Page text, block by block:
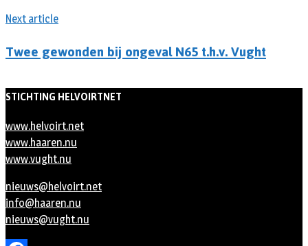
Next article
Twee gewonden bij ongeval N65 t.h.v. Vught
STICHTING HELVOIRTNET
www.helvoirt.net
www.haaren.nu
www.vught.nu
nieuws@helvoirt.net
info@haaren.nu
nieuws@vught.nu